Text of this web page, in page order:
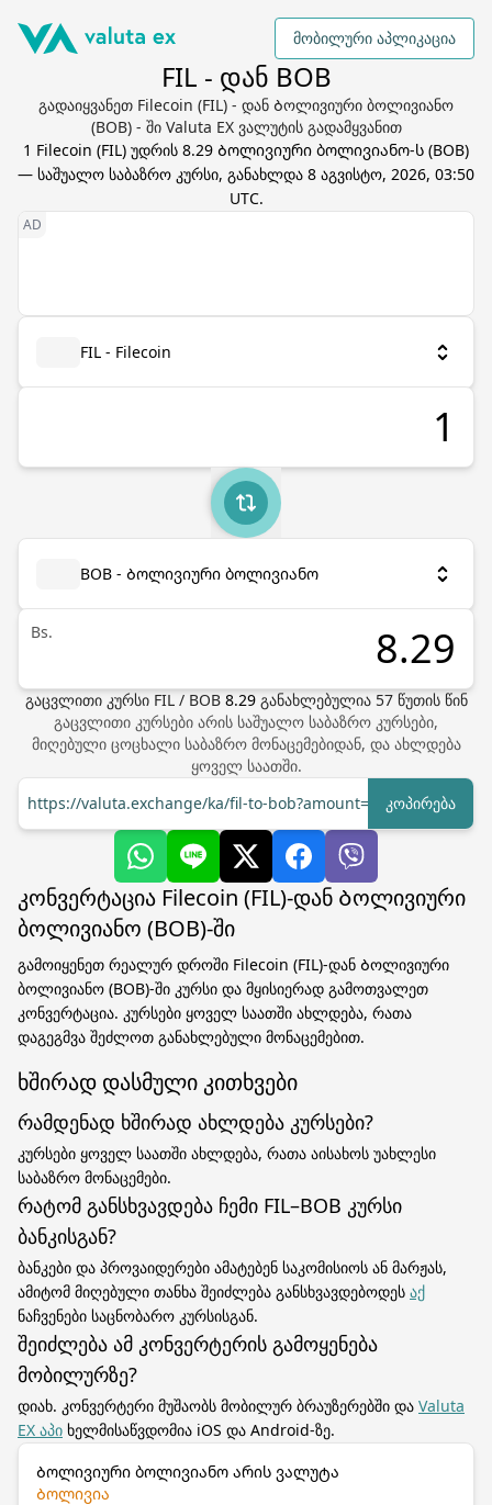
მობილური აპლიკაცია
FIL - დან BOB
გადაიყვანეთ Filecoin (FIL) - დან Ბოლივიური ბოლივიანო
(BOB) - ში Valuta EX ვალუტის გადამყვანით
1 Filecoin (FIL) უდრის 8.29 Ბოლივიური ბოლივიანო-ს (BOB)
— საშუალო საბაზრო კურსი, განახლდა 8 აგვისტო, 2026, 03:50
UTC.
FIL - Filecoin
BOB - Ბოლივიური ბოლივიანო
Bs.
გაცვლითი კურსი FIL/ BOB 8.29 განახლებულია 57წუთის წინ
გაცვლითი კურსები არის საშუალო საბაზრო კურსები,
მიღებული ცოცხალი საბაზრო მონაცემებიდან, და ახლდება
ყოველ საათში.
https://valuta.exchange/ka/fil-to-bob?amount=1
კოპირება
კონვერტაცია Filecoin (FIL)-დან Ბოლივიური
ბოლივიანო (BOB)-ში
გამოიყენეთ რეალურ დროში Filecoin (FIL)-დან Ბოლივიური
ბოლივიანო (BOB)-ში კურსი და მყისიერად გამოთვალეთ
კონვერტაცია. კურსები ყოველ საათში ახლდება, რათა
დაგეგმვა შეძლოთ განახლებული მონაცემებით.
ხშირად დასმული კითხვები
რამდენად ხშირად ახლდება კურსები?
კურსები ყოველ საათში ახლდება, რათა აისახოს უახლესი
საბაზრო მონაცემები.
რატომ განსხვავდება ჩემი FIL–BOB კურსი
ბანკისგან?
ბანკები და პროვაიდერები ამატებენ საკომისიოს ან მარჟას,
ამიტომ მიღებული თანხა შეიძლება განსხვავდებოდეს აქ
ნაჩვენები საცნობარო კურსისგან.
შეიძლება ამ კონვერტერის გამოყენება
მობილურზე?
დიახ. კონვერტერი მუშაობს მობილურ ბრაუზერებში და Valuta
EX აპი ხელმისაწვდომია iOS და Android-ზე.
Ბოლივიური ბოლივიანო არის ვალუტა
Ბოლივია